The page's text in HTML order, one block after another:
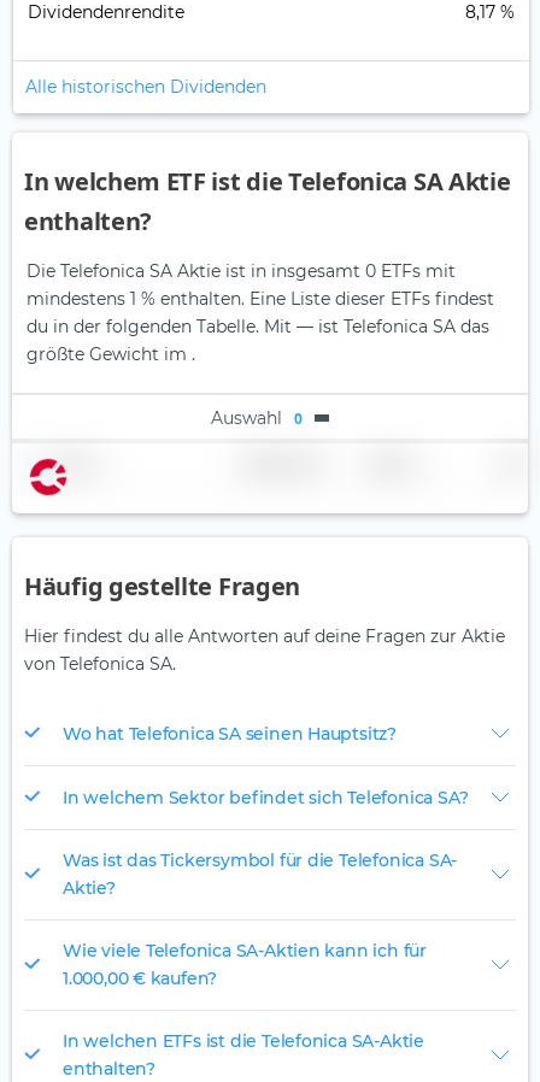
Dividendenrendite 8,17 %
Alle historischen Dividenden
In welchem ETF ist die Telefonica SA Aktie
enthalten?
Die Telefonica SA Aktie ist in insgesamt 0 ETFs mit
mindestens 1 % enthalten. Eine Liste dieser ETFs findest
du in der folgenden Tabelle. Mit — ist Telefonica SA das
größte Gewicht im .
Auswahl 0
Name
Häufig gestellte Fragen
Hier findest du alle Antworten auf deine Fragen zur Aktie
von Telefonica SA.
Wo hat Telefonica SA seinen Hauptsitz?
In welchem Sektor befindet sich Telefonica SA?
Was ist das Tickersymbol für die Telefonica SA-
Aktie?
Wie viele Telefonica SA-Aktien kann ich für
1.000,00 € kaufen?
In welchen ETFs ist die Telefonica SA-Aktie
enthalten?